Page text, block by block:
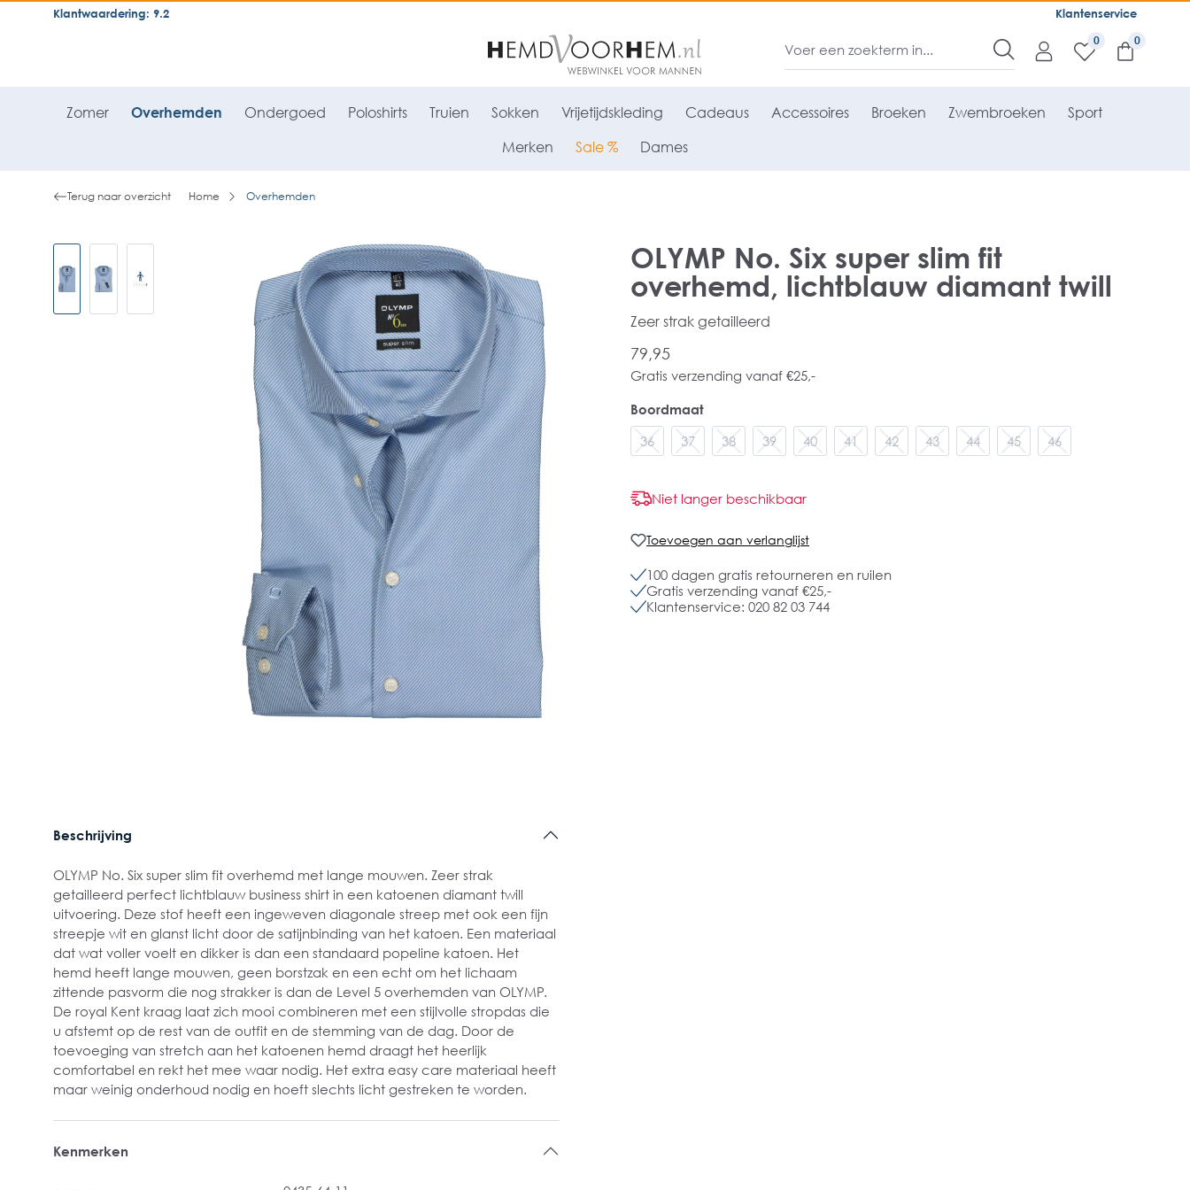
general.skipToNavigation Klantenservice
Klantwaardering: 9.2
0
Zomer Overhemden Ondergoed Poloshirts Truien Sokken Vrijetijdskleding Cadeaus Accessoires Broeken Zwembroeken Sport
Merken Sale % Dames
Terug naar overzicht Home Overhemden
OLYMP No. Six super slim fit
overhemd, lichtblauw diamant twill
Zeer strak getailleerd
79,95
Gratis verzending vanaf €25,-
Boordmaat
36
37 38 39 40 41 42 43 44 45 46
Niet langer beschikbaar
Toevoegen aan verlanglijst
100 dagen gratis retourneren en ruilen
Gratis verzending vanaf €25,-
Klantenservice: 020 82 03 744
Beschrijving
OLYMP No. Six super slim fit overhemd met lange mouwen. Zeer strak
getailleerd perfect lichtblauw business shirt in een katoenen diamant twill
uitvoering. Deze stof heeft een ingeweven diagonale streep met ook een fijn
streepje wit en glanst licht door de satijnbinding van het katoen. Een materiaal
dat wat voller voelt en dikker is dan een standaard popeline katoen. Het
hemd heeft lange mouwen, geen borstzak en een echt om het lichaam
zittende pasvorm die nog strakker is dan de Level 5 overhemden van OLYMP.
De royal Kent kraag laat zich mooi combineren met een stijlvolle stropdas die
u afstemt op de rest van de outfit en de stemming van de dag. Door de
toevoeging van stretch aan het katoenen hemd draagt het heerlijk
comfortabel en rekt het mee waar nodig. Het extra easy care materiaal heeft
maar weinig onderhoud nodig en hoeft slechts licht gestreken te worden.
Kenmerken